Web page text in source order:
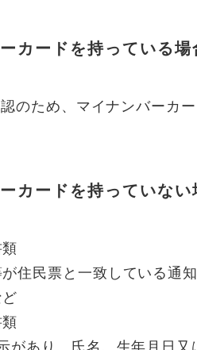
カードを持っている場
のため、マイナンバーカ
カードを持っていない
住民票と一致している通
があり、氏名、生年月日